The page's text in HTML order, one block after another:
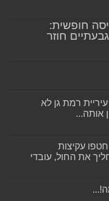
חופשית:
חוזר
עיריית רמת גן לא
אותה...
חטפו עקיצות
את החול, עובדי